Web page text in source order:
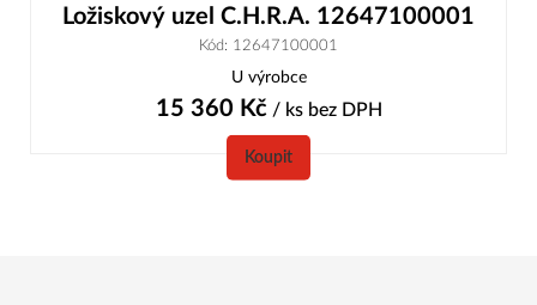
Ložiskový uzel C.H.R.A. 12647100001
Kód: 12647100001
U výrobce
15 360 Kč/ ks bez DPH
Koupit